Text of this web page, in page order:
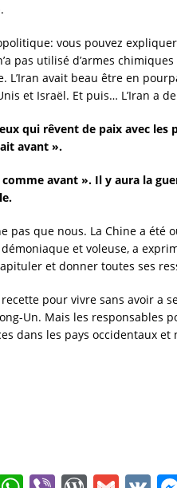
vous pouvez
pas utilisé d’armes
L’Iran avait beau être en
et Israël. Et puis… L’Iran a
qui rêvent de paix avec les
avant ».
avant ». Il y aura la
pas que nous. La Chine a été
et voleuse, a
et donner toutes ses
pour vivre sans avoir a
Un. Mais les responsables
dans les pays occidentaux et